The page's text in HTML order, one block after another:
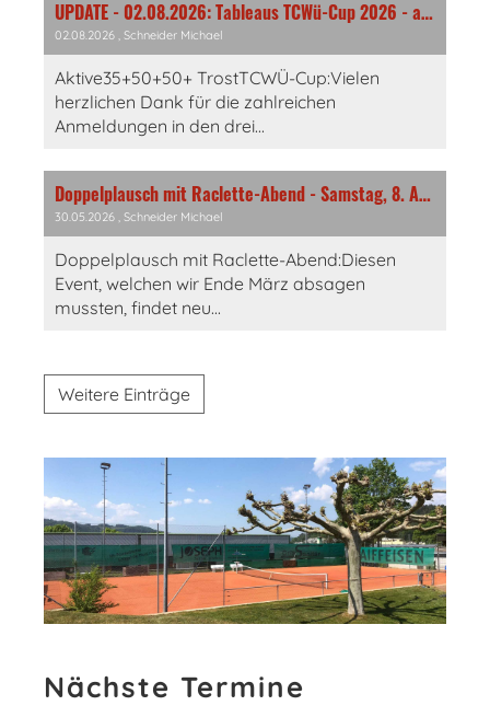
UPDATE - 02.08.2026: Tableaus TCWü-Cup 2026 - aktueller Stand
02.08.2026 , Schneider Michael
Aktive35+50+50+ TrostTCWÜ-Cup:Vielen
herzlichen Dank für die zahlreichen
Anmeldungen in den drei...
Doppelplausch mit Raclette-Abend - Samstag, 8. August!
30.05.2026 , Schneider Michael
Doppelplausch mit Raclette-Abend:Diesen
Event, welchen wir Ende März absagen
mussten, findet neu...
Weitere Einträge
Nächste Termine